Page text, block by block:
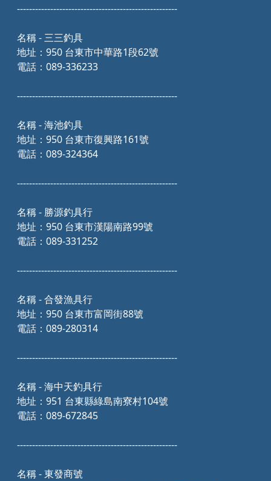
-----------------------------------------------------
名稱 - 三三釣具
地址：950 台東市中華路1段62號
電話：089-336233
-----------------------------------------------------
名稱 - 海池釣具
地址：950 台東市復興路161號
電話：089-324364
-----------------------------------------------------
名稱 - 勝源釣具行
地址：950 台東市漢陽南路99號
電話：089-331252
-----------------------------------------------------
名稱 - 合發漁具行
地址：950 台東市富岡街88號
電話：089-280314
-----------------------------------------------------
名稱 - 海中天釣具行
地址：951 台東縣綠島南寮村104號
電話：089-672845
-----------------------------------------------------
名稱 - 東發商號